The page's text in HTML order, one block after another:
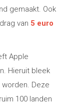
gemaakt. Ook
van 5 euro
Apple
Hieruit bleek
Deze
100 landen